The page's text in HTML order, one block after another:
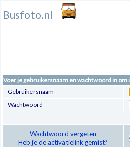
Busfoto.nl
Voer je gebruikersnaam en wachtwoord in om
Gebruikersnaam
Wachtwoord
Wachtwoord vergeten
Heb je de activatielink gemist?